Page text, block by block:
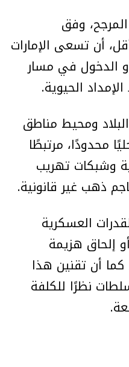
وفق
أن تسعى الإمارات
الدخول في مسار
الحيوية.
ومحيط مناطق
محدودًا، مرتبطًا
وشبكات تهريب
ذهب غير قانونية.
العسكرية
إلحاق هزيمة
أن تقنين هذا
نظرًا للكلفة